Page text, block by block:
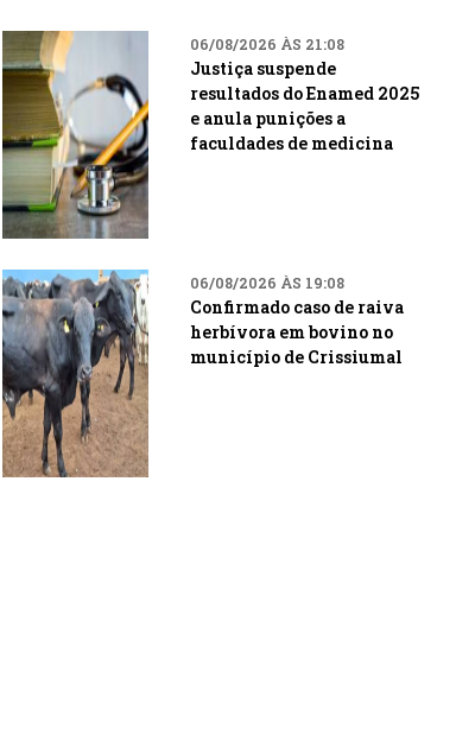
06/08/2026 ÀS 21:08
Justiça suspende
resultados do Enamed 2025
e anula punições a
faculdades de medicina
06/08/2026 ÀS 19:08
Confirmado caso de raiva
herbívora em bovino no
município de Crissiumal